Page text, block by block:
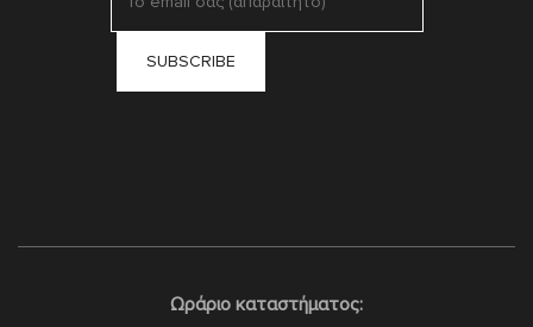
Ωράριο καταστήματος: